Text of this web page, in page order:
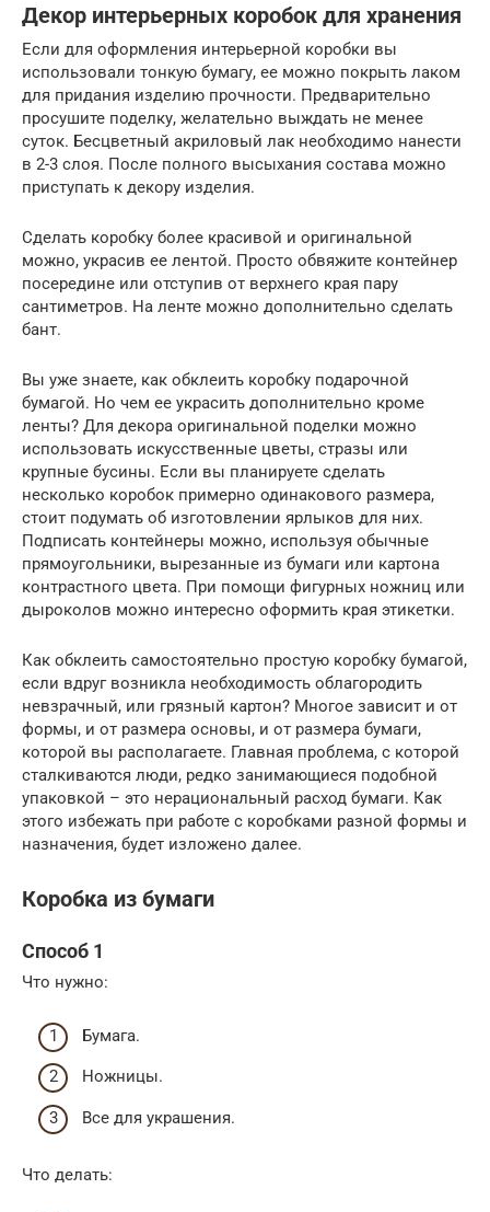
Декор интерьерных коробок для хранения
Если для оформления интерьерной коробки вы
использовали тонкую бумагу, ее можно покрыть лаком
для придания изделию прочности. Предварительно
просушите поделку, желательно выждать не менее
суток. Бесцветный акриловый лак необходимо нанести
в 2-3 слоя. После полного высыхания состава можно
приступать к декору изделия.
Сделать коробку более красивой и оригинальной
можно, украсив ее лентой. Просто обвяжите контейнер
посередине или отступив от верхнего края пару
сантиметров. На ленте можно дополнительно сделать
бант.
Вы уже знаете, как обклеить коробку подарочной
бумагой. Но чем ее украсить дополнительно кроме
ленты? Для декора оригинальной поделки можно
использовать искусственные цветы, стразы или
крупные бусины. Если вы планируете сделать
несколько коробок примерно одинакового размера,
стоит подумать об изготовлении ярлыков для них.
Подписать контейнеры можно, используя обычные
прямоугольники, вырезанные из бумаги или картона
контрастного цвета. При помощи фигурных ножниц или
дыроколов можно интересно оформить края этикетки.
Как обклеить самостоятельно простую коробку бумагой,
если вдруг возникла необходимость облагородить
невзрачный, или грязный картон? Многое зависит и от
формы, и от размера основы, и от размера бумаги,
которой вы располагаете. Главная проблема, с которой
сталкиваются люди, редко занимающиеся подобной
упаковкой – это нерациональный расход бумаги. Как
этого избежать при работе с коробками разной формы и
назначения, будет изложено далее.
Коробка из бумаги
Способ 1
Что нужно:
Бумага.
Ножницы.
Все для украшения.
Что делать: